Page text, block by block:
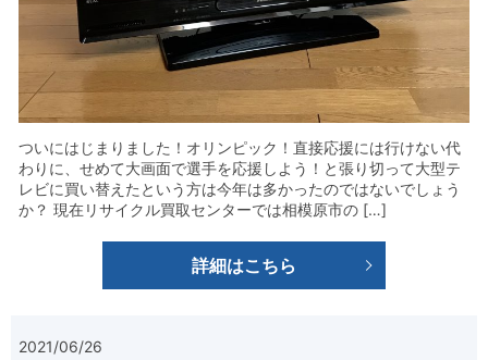
ついにはじまりました！オリンピック！直接応援には行けない代
わりに、せめて大画面で選手を応援しよう！と張り切って大型テ
レビに買い替えたという方は今年は多かったのではないでしょう
か？ 現在リサイクル買取センターでは相模原市の […]
詳細はこちら
2021/06/26